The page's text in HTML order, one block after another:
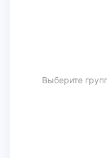
Выберите